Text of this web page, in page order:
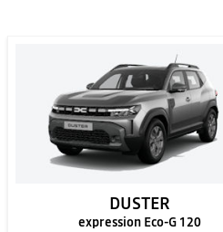
DUSTER
expression Eco-G 120